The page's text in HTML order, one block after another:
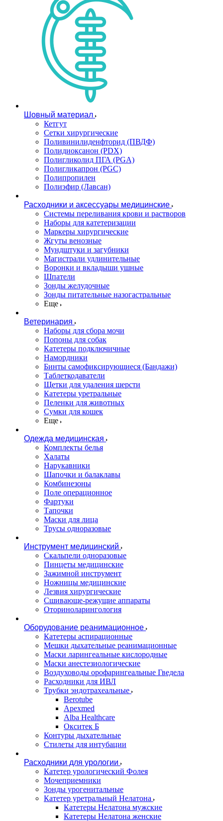
Шовный материал
Кетгут
Сетки хирургические
Поливинилиденфторид (ПВДФ)
Полидиоксанон (PDX)
Полигликолид ПГА (PGA)
Полигликапрон (PGC)
Полипропилен
Полиэфир (Лавсан)
Расходники и аксессуары медицинские
Системы переливания крови и растворов
Наборы для катетеризации
Маркеры хирургические
Жгуты венозные
Мундштуки и загубники
Магистрали удлинительные
Воронки и вкладыши ушные
Шпатели
Зонды желудочные
Зонды питательные назогастральные
Еще
Ветеринария
Наборы для сбора мочи
Попоны для собак
Катетеры подключичные
Намордники
Бинты самофиксирующиеся (Бандажи)
Таблеткодаватели
Щетки для удаления шерсти
Катетеры уретральные
Пеленки для животных
Сумки для кошек
Еще
Одежда медицинская
Комплекты белья
Халаты
Нарукавники
Шапочки и балаклавы
Комбинезоны
Поле операционное
Фартуки
Тапочки
Маски для лица
Трусы одноразовые
Инструмент медицинский
Скальпели одноразовые
Пинцеты медицинские
Зажимной инструмент
Ножницы медицинские
Лезвия хирургические
Сшивающе-режущие аппараты
Оториноларингология
Оборудование реанимационное
Катетеры аспирационные
Мешки дыхательные реанимационные
Маски ларингеальные кислородные
Маски анестезиологические
Воздуховоды орофарингеальные Гведела
Расходники для ИВЛ
Трубки эндотрахеальные
Berotube
Apexmed
Alba Healthcare
Окситек Б
Контуры дыхательные
Стилеты для интубации
Расходники для урологии
Катетер урологический Фолея
Мочеприемники
Зонды урогенитальные
Катетер уретральный Нелатона
Катетеры Нелатона мужские
Катетеры Нелатона женские